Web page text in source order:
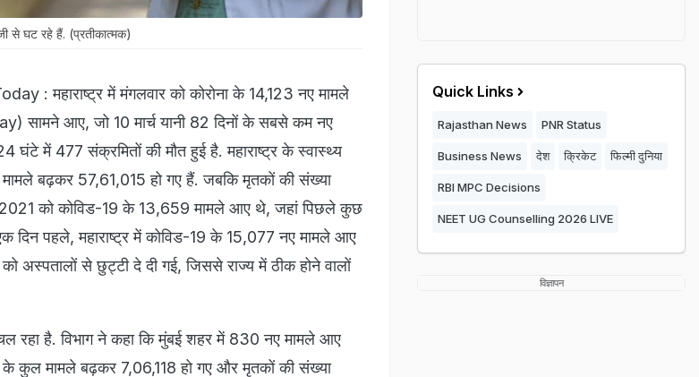
घट रहे हैं. (प्रतीकात्मक)
: महाराष्ट्र में मंगलवार को कोरोना के 14,123 नए मामले
आए, जो 10 मार्च यानी 82 दिनों के सबसे कम नए
घंटे में 477 संक्रमितों की मौत हुई है. महाराष्ट्र के स्वास्थ्य
बढ़कर 57,61,015 हो गए हैं. जबकि मृतकों की संख्या
2021 को कोविड​​-19 के 13,659 मामले आए थे, जहां पिछले कुछ
दिन पहले, महाराष्ट्र में कोविड-19 के 15,077 नए मामले आए
अस्पतालों से छुट्टी दे दी गई, जिससे राज्य में ठीक होने वालों
रहा है. विभाग ने कहा कि मुंबई शहर में 830 नए मामले आए
कुल मामले बढ़कर 7,06,118 हो गए और मृतकों की संख्या
Quick Links
Rajasthan News PNR Status
Business News देश क्रिकेट फिल्मी दुनिया
RBI MPC Decisions
NEET UG Counselling 2026 LIVE
विज्ञापन